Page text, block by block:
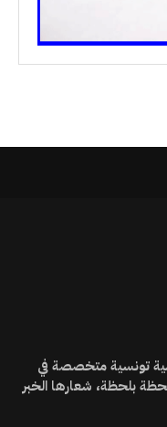
تونسية متخصصة في
بلحظة، شعارها الخبر